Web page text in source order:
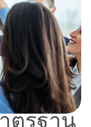
ตรฐาน